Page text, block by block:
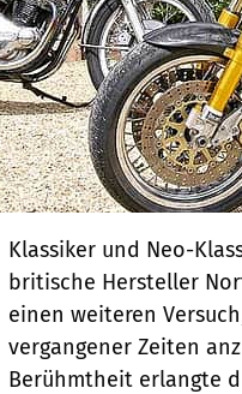
Klassiker und Neo-
britische Hersteller
einen weiteren
vergangener Zeiten
Berühmtheit erlangte